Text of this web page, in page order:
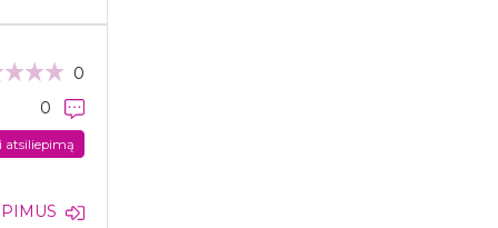
0
0
atsiliepimą